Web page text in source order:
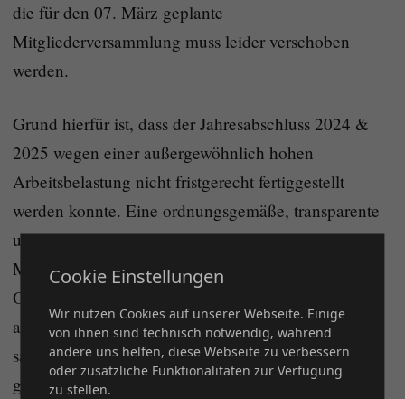
die für den 07. März geplante
Mitgliederversammlung muss leider verschoben
werden.
Grund hierfür ist, dass der Jahresabschluss 2024 &
2025 wegen einer außergewöhnlich hohen
Arbeitsbelastung nicht fristgerecht fertiggestellt
werden konnte. Eine ordnungsgemäße, transparente
und belastbare Berichterstattung gegenüber unseren
Mitgliedern hat für uns jedoch höchste Priorität.
Ohne einen vollständig geprüften und
aussagekräftigen Jahresabschluss wäre eine
sachgerechte Durchführung der Versammlung nicht
gewährleistet.
Cookie Einstellungen
Wir nutzen Cookies auf unserer Webseite. Einige
von ihnen sind technisch notwendig, während
andere uns helfen, diese Webseite zu verbessern
oder zusätzliche Funktionalitäten zur Verfügung
zu stellen.